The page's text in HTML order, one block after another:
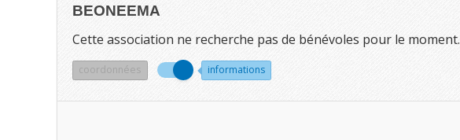
BEONEEMA
Cette association ne recherche pas de bénévoles pour le moment.
coordonnées informations